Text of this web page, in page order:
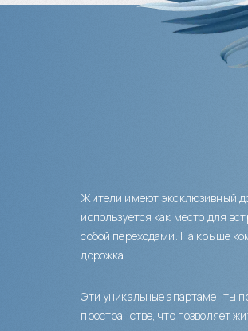
Жители имеют эксклюзивный
используется как место для
собой переходами. На крыше
дорожка.
Эти уникальные апартаменты
пространстве, что позволяет